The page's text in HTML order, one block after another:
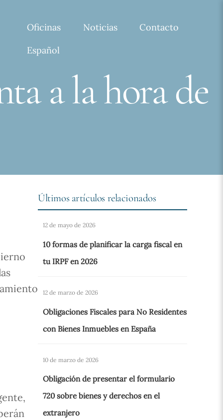
Oficinas Noticias
Contacto
Español
a la hora de
Últimos artículos relacionados
12 de mayo de 2026
10 formas de planificar la carga fiscal en
tu IRPF en 2026
12 de marzo de 2026
Obligaciones Fiscales para No Residentes
con Bienes Inmuebles en España
10 de marzo de 2026
Obligación de presentar el formulario
720 sobre bienes y derechos en el
extranjero